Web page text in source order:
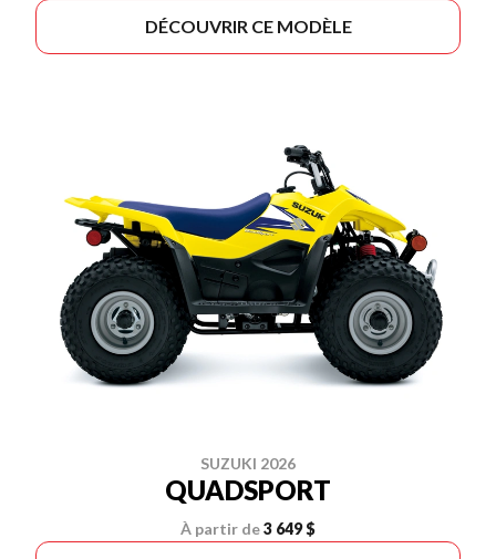
DÉCOUVRIR CE MODÈLE
SUZUKI 2026
QUADSPORT
À partir de3 649 $